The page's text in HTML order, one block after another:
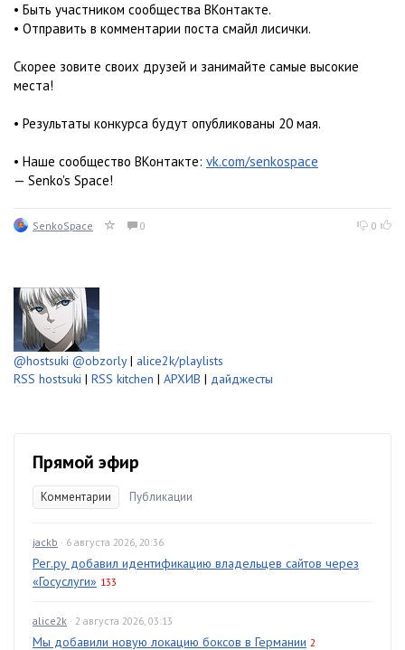
• Быть участником сообщества ВКонтакте.
• Отправить в комментарии поста смайл лисички.
Скорее зовите своих друзей и занимайте самые высокие
места!
• Результаты конкурса будут опубликованы 20 мая.
• Наше сообщество ВКонтакте: vk.com/senkospace
— Senko's Space!
SenkoSpace 0 0
@hostsuki @obzorly| alice2k/playlists
RSS hostsuki | RSS kitchen | АРХИВ | дайджесты
Прямой эфир
Комментарии Публикации
jackb · 6 августа 2026, 20:36
Рег.ру добавил идентификацию владельцев сайтов через
«Госуслуги» 133
alice2k · 2 августа 2026, 03:13
Мы добавили новую локацию боксов в Германии 2